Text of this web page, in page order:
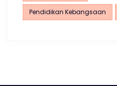
Pendidikan Kebangsaan